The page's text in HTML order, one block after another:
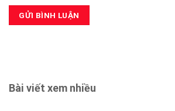
Bài viết xem nhiều